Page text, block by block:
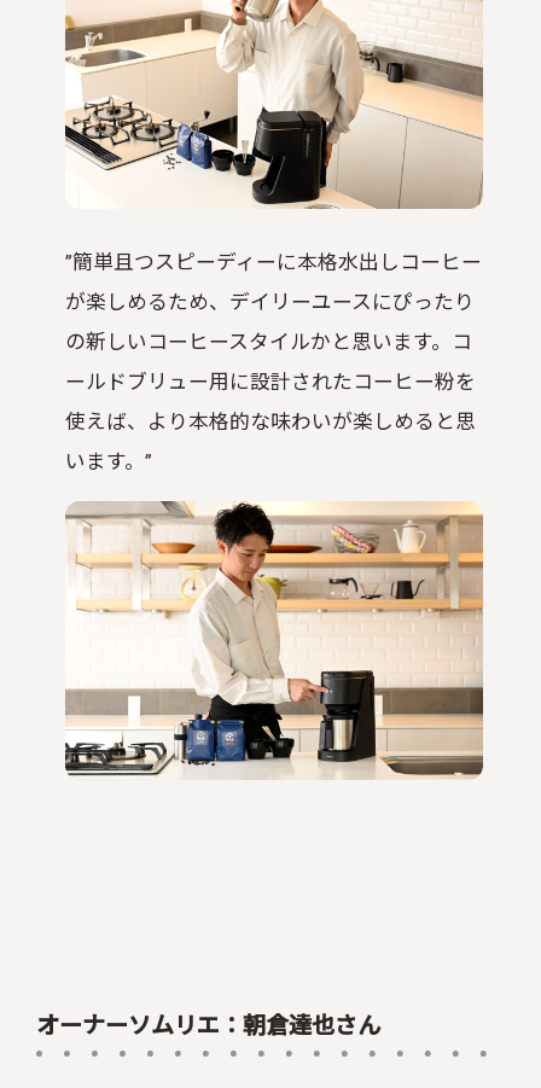
”簡単且つスピーディーに本格水出しコーヒー
が楽しめるため、デイリーユースにぴったり
の新しいコーヒースタイルかと思います。コ
ールドブリュー用に設計されたコーヒー粉を
使えば、より本格的な味わいが楽しめると思
います。”
オーナーソムリエ：朝倉達也さん